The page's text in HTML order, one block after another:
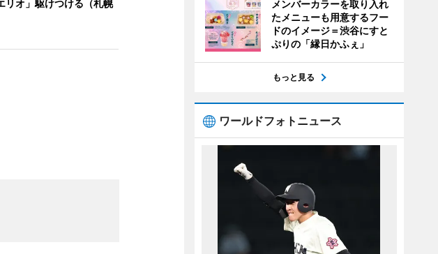
リオ」駆けつける（札幌
メンバーカラーを取り入れ
たメニューも用意するフー
ドのイメージ＝渋谷にすと
ぷりの「縁日かふぇ」
もっと見る
ワールドフォトニュース